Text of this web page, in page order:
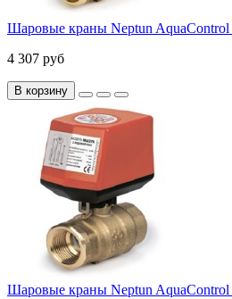
Шаровые краны Neptun AquaControl
4 307 руб
В корзину
Шаровые краны Neptun AquaControl